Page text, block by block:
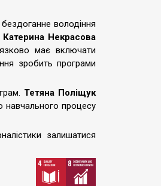
володіння
Катерина Некрасова
має включати
зробить програми
Тетяна Поліщук
навчального процесу
залишатися